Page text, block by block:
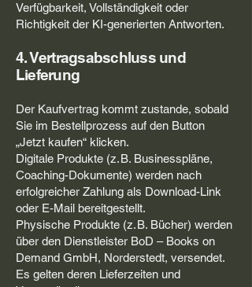
Verfügbarkeit, Vollständigkeit oder
Richtigkeit der KI-generierten Antworten.
4. Vertragsabschluss und
Lieferung
Der Kaufvertrag kommt zustande, sobald
Sie im Bestellprozess auf den Button
„Jetzt kaufen“ klicken.
Digitale Produkte (z. B. Businesspläne,
Coaching-Dokumente) werden nach
erfolgreicher Zahlung als Download-Link
oder E-Mail bereitgestellt.
Physische Produkte (z. B. Bücher) werden
über den Dienstleister BoD – Books on
Demand GmbH, Norderstedt, versendet.
Es gelten deren Lieferzeiten und